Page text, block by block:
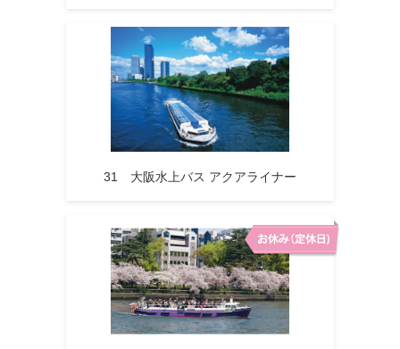
31 大阪水上バス アクアライナー